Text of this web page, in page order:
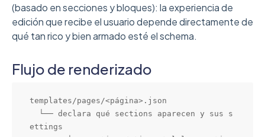
(basado en secciones y bloques): la experiencia de
edición que recibe el usuario depende directamente de
qué tan rico y bien armado esté el schema.
Flujo de renderizado
templates/pages/<página>.json
ettings